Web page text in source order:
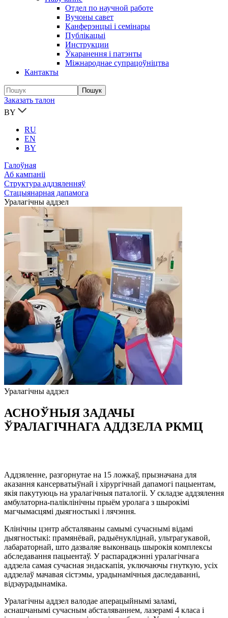
Отдел по научной работе
Вучоны савет
Канферэнцыі і семінары
Публікацыi
Инструкции
Ўкаранення і патэнты
Міжнароднае супрацоўніцтва
Кантакты
Заказать талон
BY
RU
EN
BY
Галоўная
Аб кампаніі
Структура аддзяленняў
Стацыянарная дапамога
Уралагічны аддзел
Уралагічны аддзел
АСНОЎНЫЯ ЗАДАЧЫ
ЎРАЛАГІЧНАГА АДДЗЕЛА РКМЦ
Аддзяленне, разгорнутае на 15 ложкаў, прызначана для
аказання кансерватыўнай і хірургічнай дапамогі пацыентам,
якія пакутуюць на уралагічныя паталогіі. У складзе аддзялення
амбулаторна-паліклінічны прыём уролага з шырокімі
магчымасцямі дыягностыкі і лячэння.
Клінічны цэнтр абсталяваны самымі сучаснымі відамі
дыягностыкі: прамянёвай, радыёнукліднай, ультрагукавой,
лабараторнай, што дазваляе выконваць шырокія комплексы
абследавання пацыентаў. У распараджэнні уралагічнага
аддзела самая сучасная эндаскапія, уключаючы гнуткую, усіх
аддзелаў мачавая сістэмы, урадынамічныя даследаванні,
відэаурадынаміка.
Уралагічны аддзел валодае аперацыйнымі заламі,
аснашчанымі сучасным абсталяваннем, лазерамі 4 класа і